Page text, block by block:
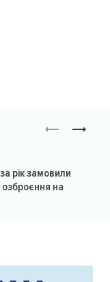
за рік замовили
на